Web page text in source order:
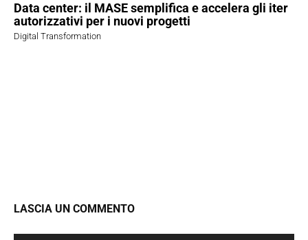
Data center: il MASE semplifica e accelera gli iter
autorizzativi per i nuovi progetti
Digital Transformation
LASCIA UN COMMENTO